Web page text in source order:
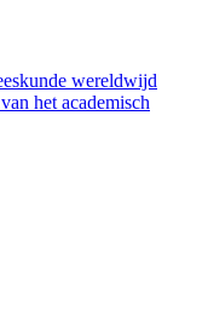
wereldwijd
het academisch